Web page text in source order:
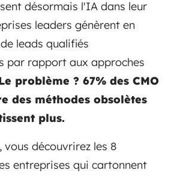
désormais l'IA dans leur
leaders génèrent en
leads qualifiés
par rapport aux approches
problème ? 67% des CMO
des méthodes obsolètes
plus.
vous découvrirez les 8
entreprises qui cartonnent